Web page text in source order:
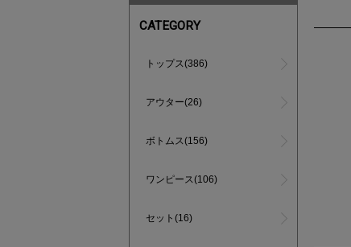
CATEGORY
トップス(386)
アウター(26)
ボトムス(156)
ワンピース(106)
セット(16)